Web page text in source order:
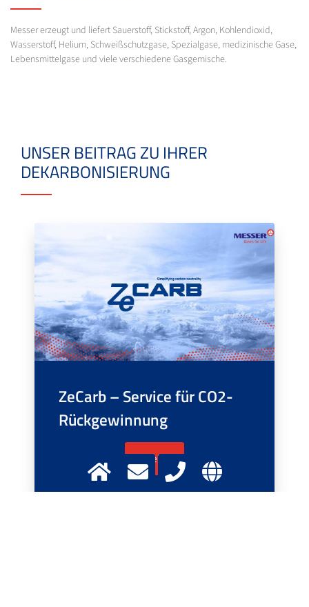
Messer erzeugt und liefert Sauerstoff, Stickstoff, Argon, Kohlendioxid,
Wasserstoff, Helium, Schweißschutzgase, Spezialgase, medizinische Gase,
Lebensmittelgase und viele verschiedene Gasgemische.
UNSER BEITRAG ZU IHRER
DEKARBONISIERUNG
ZeCarb – Service für CO2-
Rückgewinnung
Mehr